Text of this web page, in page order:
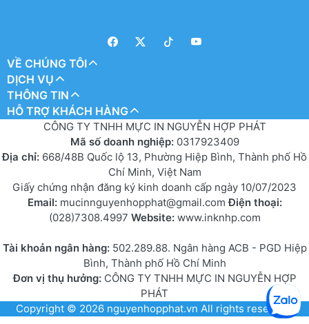
VỀ CHÚNG TÔI
DỊCH VỤ
THÔNG TIN
HỖ TRỢ KHÁCH HÀNG
CÔNG TY TNHH MỰC IN NGUYỄN HỢP PHÁT
Mã số doanh nghiệp: 0317923409
Địa chỉ: 668/48B Quốc lộ 13, Phường Hiệp Bình, Thành phố Hồ
Chí Minh, Việt Nam
Giấy chứng nhận đăng ký kinh doanh cấp ngày 10/07/2023
Email: mucinnguyenhopphat@gmail.comĐiện thoại:
(028)7308.4997 Website: www.inknhp.com
Tài khoản ngân hàng: 502.289.88. Ngân hàng ACB - PGD Hiệp
Bình, Thành phố Hồ Chí Minh
Đơn vị thụ hưởng:CÔNG TY TNHH MỰC IN NGUYỄN HỢP
PHÁT
Copyright © 2026 nguyenhopphat.vn All rights reserved.